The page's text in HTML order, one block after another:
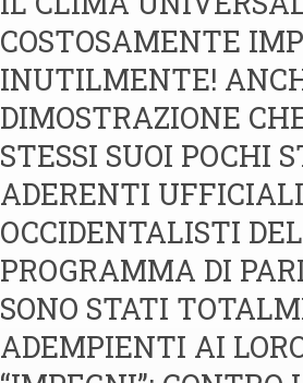
COSTOSAMENTE
INUTILMENTE!
DIMOSTRAZIONE
STESSI SUOI POCHI
ADERENTI
OCCIDENTALISTI
PROGRAMMA DI
SONO STATI
ADEMPIENTI AI